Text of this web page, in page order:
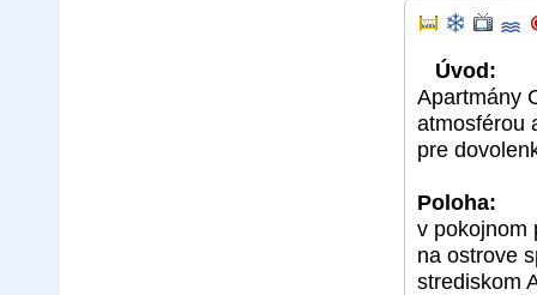
Úvod:
Apartmány
atmosférou
pre
Poloha:
v pokojnom
na ostrove
strediskom